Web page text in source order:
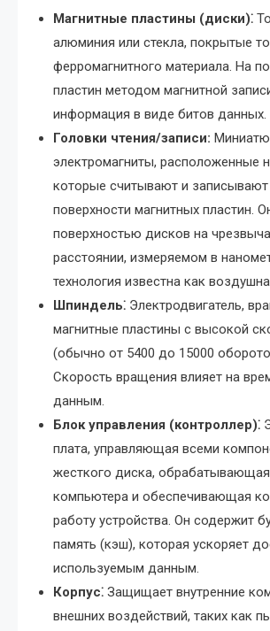
Магнитные пластины (диски)⁚
алюминия или стекла, покрытые
ферромагнитного материала. На
пластин методом магнитной
информация в виде битов данных.
Головки чтения/записи:
электромагниты, расположенные
которые считывают и
поверхности магнитных пластин.
поверхностью дисков на
расстоянии, измеряемом в
технология известна как
Шпиндель⁚ Электродвигатель,
магнитные пластины с высокой
(обычно от 5400 до 15000
Скорость вращения влияет на
данным.
Блок управления (контроллер)⁚
плата, управляющая всеми
жесткого диска,
компьютера и обеспечивающая
работу устройства. Он содержит
память (кэш), которая ускоряет
используемым данным.
Корпус⁚ Защищает внутренние
внешних воздействий, таких как